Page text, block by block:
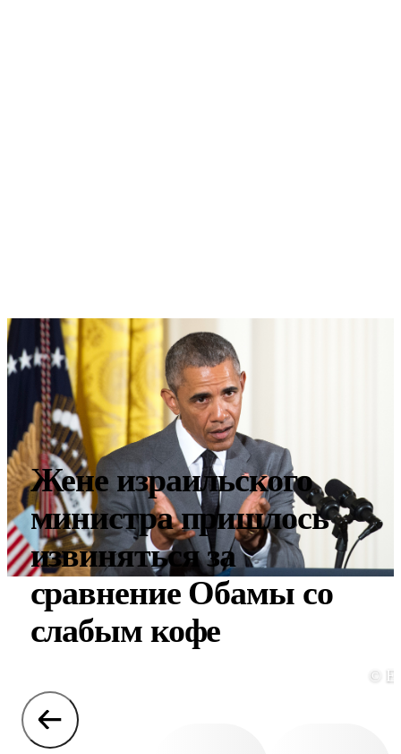
Жене израильского
министра пришлось
извиняться за
сравнение Обамы со
слабым кофе
©